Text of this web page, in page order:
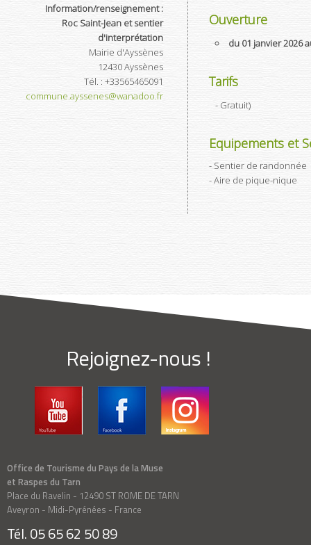
Information/renseignement :
Roc Saint-Jean et sentier
d'interprétation
Mairie d'Ayssènes
12430Ayssènes
Tél. : +33565465091
commune.ayssenes@wanadoo.fr
Ouverture
du 01 janvier 2026
Tarifs
- Gratuit)
Equipements et
Sentier de randonnée
Aire de pique-nique
Rejoignez-nous !
Office de Tourisme du Pays de la Muse
et Raspes du Tarn
Place du Ravelin - 12490 ST ROME DE TARN
Aveyron - Midi-Pyrénées - France
Tél. 05 65 62 50 89